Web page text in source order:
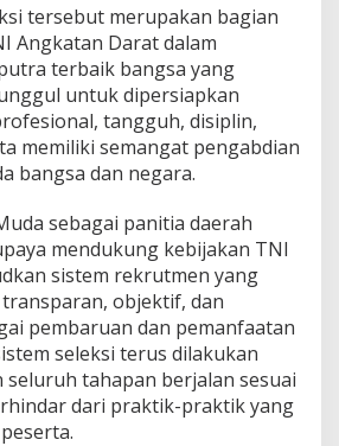
A
D
G
e
o
m
b
n
I
I
T
A
2
0
2
6
tersebut merupakan bagian
Angkatan Darat dalam
terbaik bangsa yang
untuk dipersiapkan
tangguh, disiplin,
memiliki semangat pengabdian
bangsa dan negara.
sebagai panitia daerah
mendukung kebijakan TNI
sistem rekrutmen yang
objektif, dan
pembaruan dan pemanfaatan
seleksi terus dilakukan
seluruh tahapan berjalan sesuai
dari praktik-praktik yang